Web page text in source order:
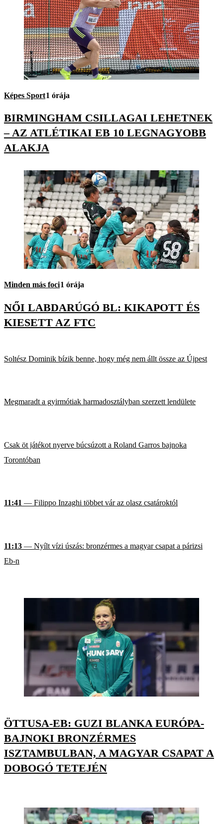
Képes Sport1 órája
BIRMINGHAM CSILLAGAI LEHETNEK
– AZ ATLÉTIKAI EB 10 LEGNAGYOBB
ALAKJA
Minden más foci1 órája
NŐI LABDARÚGÓ BL: KIKAPOTT ÉS
KIESETT AZ FTC
Soltész Dominik bízik benne, hogy még nem állt össze az Újpest
Megmaradt a gyirmótiak harmadosztályban szerzett lendülete
Csak öt játékot nyerve búcsúzott a Roland Garros bajnoka
Torontóban
11:41 — Filippo Inzaghi többet vár az olasz csatároktól
11:13 — Nyílt vízi úszás: bronzérmes a magyar csapat a párizsi
Eb-n
ÖTTUSA-EB: GUZI BLANKA EURÓPA-
BAJNOKI BRONZÉRMES
ISZTAMBULBAN, A MAGYAR CSAPAT A
DOBOGÓ TETEJÉN